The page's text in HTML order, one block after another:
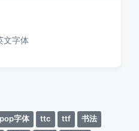
文字体
pop字体 ttc ttf
书法